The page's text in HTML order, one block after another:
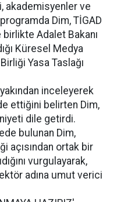
akademisyenler ve
Dim, TİGAD
birlikte Adalet Bakanı
Küresel Medya
Yasa Taslağı
inceleyerek
ettiğini belirten Dim,
dile getirdi.
bulunan Dim,
açısından ortak bir
vurgulayarak,
adına umut verici